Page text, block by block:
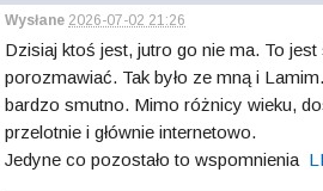
Wysłane 2026-07-02 21:26
Dzisiaj ktoś jest, jutro go nie ma. To
porozmawiać. Tak było ze mną i
bardzo smutno. Mimo różnicy wieku,
przelotnie i głównie internetowo.
Jedyne co pozostało to wspomnienia